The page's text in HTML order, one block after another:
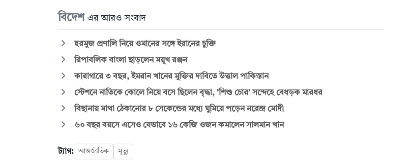
বিদেশ এর আরও সংবাদ
হরমুজ প্রণালি নিয়ে ওমানের সঙ্গে ইরানের চুক্তি
রিপাবলিক বাংলা ছাড়লেন ময়ূখ রঞ্জন
কারাগারে ৩ বছর, ইমরান খানের মুক্তির দাবিতে উত্তাল পাকিস্তান
স্টেশনে নাতিকে কোলে নিয়ে বসে ছিলেন বৃদ্ধা, ‘শিশু চোর’ সন্দেহে বেধড়ক মারধর
বিছানায় মাথা ঠেকানোর ৮ সেকেন্ডের মধ্যে ঘুমিয়ে পড়েন নরেন্দ্র মোদী
৬০ বছর বয়সে এসেও যেভাবে ১৬ কেজি ওজন কমালেন সালমান খান
ট্যাগ: আন্তর্জাতিক মৃত্যু